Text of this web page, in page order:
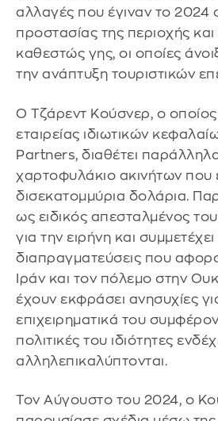
αλλαγές που έγιναν το 2024
προστασίας της περιοχής και
καθεστώς γης, οι οποίες
την ανάπτυξη τουριστικών
Ο Τζάρεντ Κούσνερ, ο οποίος
εταιρείας ιδιωτικών
Partners, διαθέτει
χαρτοφυλάκιο ακινήτων που
δισεκατομμύρια δολάρια.
ως ειδικός απεσταλμένος
για την ειρήνη και
διαπραγματεύσεις που
Ιράν και τον πόλεμο στην
έχουν εκφράσει ανησυχίες
επιχειρηματικά του
πολιτικές του ιδιότητες
αλληλεπικαλύπτονται.
Τον Αύγουστο του 2024, ο